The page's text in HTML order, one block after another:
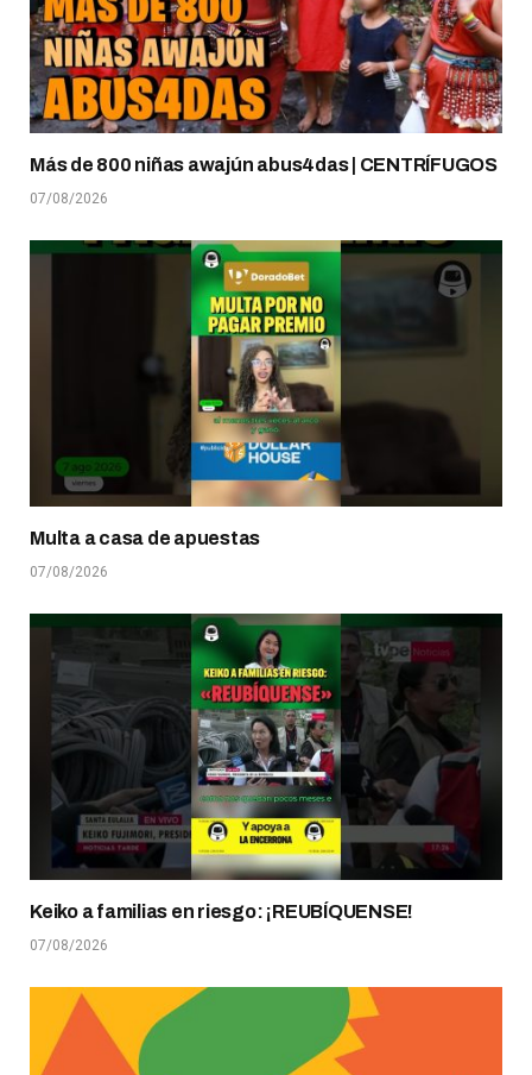
Más de 800 niñas awajún abus4das | CENTRÍFUGOS
07/08/2026
Multa a casa de apuestas
07/08/2026
Keiko a familias en riesgo: ¡REUBÍQUENSE!
07/08/2026